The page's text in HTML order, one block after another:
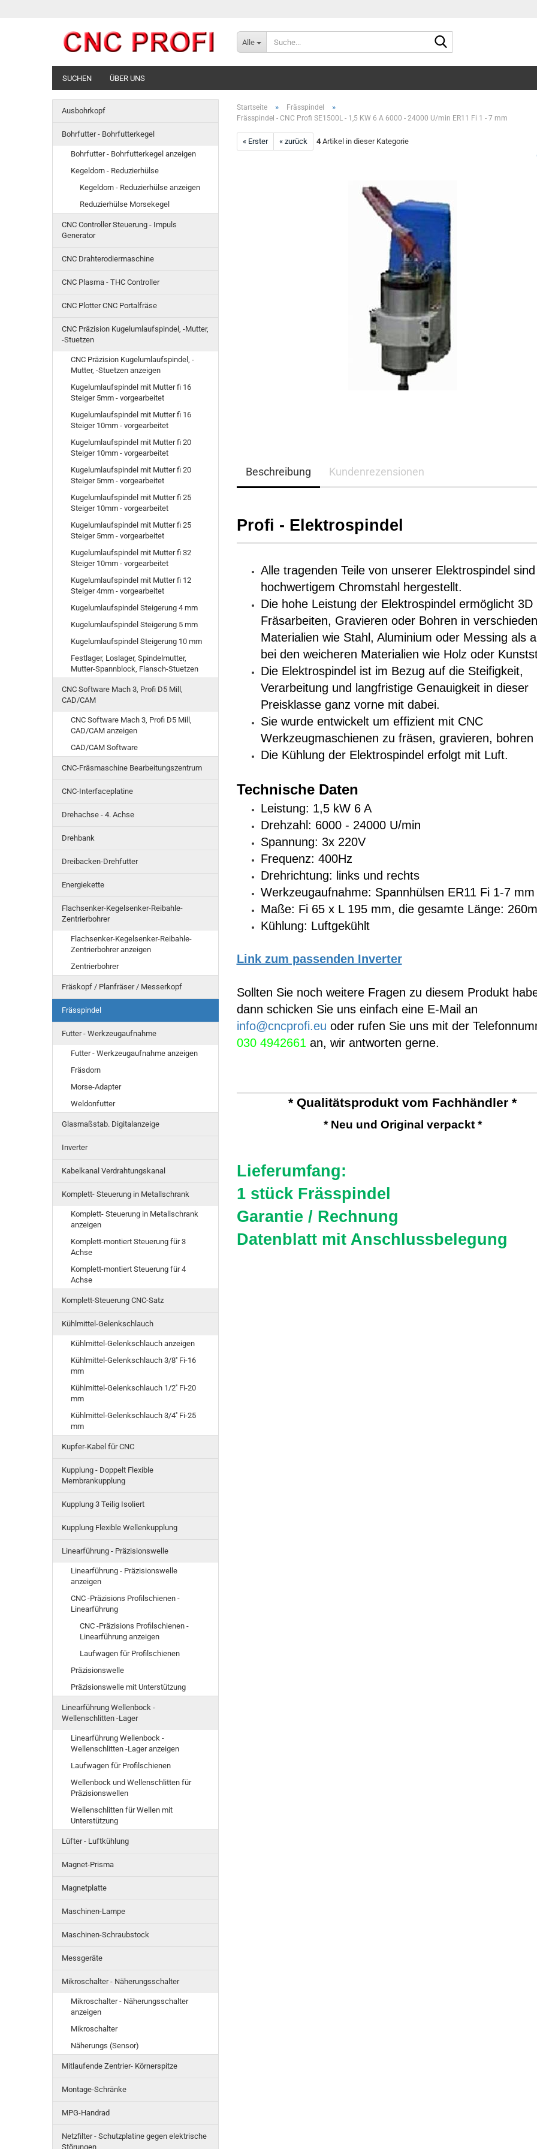
Alle
SUCHEN ÜBER UNS
Startseite » Frässpindel »
Frässpindel - CNC Profi SE1500L - 1,5 KW 6 A 6000 - 24000 U/min ER11 Fi 1 - 7 mm
« Erster « zurück 4Artikel in dieser Kategorie
Beschreibung Kundenrezensionen
Profi - Elektrospindel
Alle tragenden Teile von unserer Elektrospindel
hochwertigem Chromstahl hergestellt.
Die hohe Leistung der Elektrospindel ermöglicht 3D
Fräsarbeiten, Gravieren oder Bohren in
Materialien wie Stahl, Aluminium oder Messing als
bei den weicheren Materialien wie Holz oder
Die Elektrospindel ist im Bezug auf die Steifigkeit,
Verarbeitung und langfristige Genauigkeit in dieser
Preisklasse ganz vorne mit dabei.
Sie wurde entwickelt um effizient mit CNC
Werkzeugmaschienen zu fräsen, gravieren, bohren
Die Kühlung der Elektrospindel erfolgt mit Luft.
Technische Daten
Leistung: 1,5 kW 6 A
Drehzahl: 6000 - 24000 U/min
Spannung: 3x 220V
Frequenz: 400Hz
Drehrichtung: links und rechts
Werkzeugaufnahme: Spannhülsen ER11 Fi 1-7 mm
Maße: Fi 65 x L 195 mm, die gesamte Länge:
Kühlung: Luftgekühlt
Link zum passenden Inverter
Sollten Sie noch weitere Fragen zu diesem Produkt
dann schicken Sie uns einfach eine E-Mail an
info@cncprofi.eu oder rufen Sie uns mit der
030 4942661 an, wir antworten gerne.
* Qualitätsprodukt vom Fachhändler *
* Neu und Original verpackt *
Lieferumfang:
1 stück Frässpindel
Garantie / Rechnung
Datenblatt mit Anschlussbelegung
Ausbohrkopf
Bohrfutter - Bohrfutterkegel
Bohrfutter - Bohrfutterkegel anzeigen
Kegeldorn - Reduzierhülse
Kegeldorn - Reduzierhülse anzeigen
Reduzierhülse Morsekegel
CNC Controller Steuerung - Impuls
Generator
CNC Drahterodiermaschine
CNC Plasma - THC Controller
CNC Plotter CNC Portalfräse
CNC Präzision Kugelumlaufspindel, -Mutter,
-Stuetzen
CNC Präzision Kugelumlaufspindel, -
Mutter, -Stuetzen anzeigen
Kugelumlaufspindel mit Mutter fi 16
Steiger 5mm - vorgearbeitet
Kugelumlaufspindel mit Mutter fi 16
Steiger 10mm - vorgearbeitet
Kugelumlaufspindel mit Mutter fi 20
Steiger 10mm - vorgearbeitet
Kugelumlaufspindel mit Mutter fi 20
Steiger 5mm - vorgearbeitet
Kugelumlaufspindel mit Mutter fi 25
Steiger 10mm - vorgearbeitet
Kugelumlaufspindel mit Mutter fi 25
Steiger 5mm - vorgearbeitet
Kugelumlaufspindel mit Mutter fi 32
Steiger 10mm - vorgearbeitet
Kugelumlaufspindel mit Mutter fi 12
Steiger 4mm - vorgearbeitet
Kugelumlaufspindel Steigerung 4 mm
Kugelumlaufspindel Steigerung 5 mm
Kugelumlaufspindel Steigerung 10 mm
Festlager, Loslager, Spindelmutter,
Mutter-Spannblock, Flansch-Stuetzen
CNC Software Mach 3, Profi D5 Mill,
CAD/CAM
CNC Software Mach 3, Profi D5 Mill,
CAD/CAM anzeigen
CAD/CAM Software
CNC-Fräsmaschine Bearbeitungszentrum
CNC-Interfaceplatine
Drehachse - 4. Achse
Drehbank
Dreibacken-Drehfutter
Energiekette
Flachsenker-Kegelsenker-Reibahle-
Zentrierbohrer
Flachsenker-Kegelsenker-Reibahle-
Zentrierbohrer anzeigen
Zentrierbohrer
Fräskopf / Planfräser / Messerkopf
Frässpindel
Futter - Werkzeugaufnahme
Futter - Werkzeugaufnahme anzeigen
Fräsdorn
Morse-Adapter
Weldonfutter
Glasmaßstab. Digitalanzeige
Inverter
Kabelkanal Verdrahtungskanal
Komplett- Steuerung in Metallschrank
Komplett- Steuerung in Metallschrank
anzeigen
Komplett-montiert Steuerung für 3
Achse
Komplett-montiert Steuerung für 4
Achse
Komplett-Steuerung CNC-Satz
Kühlmittel-Gelenkschlauch
Kühlmittel-Gelenkschlauch anzeigen
Kühlmittel-Gelenkschlauch 3/8'' Fi-16
mm
Kühlmittel-Gelenkschlauch 1/2'' Fi-20
mm
Kühlmittel-Gelenkschlauch 3/4'' Fi-25
mm
Kupfer-Kabel für CNC
Kupplung - Doppelt Flexible
Membrankupplung
Kupplung 3 Teilig Isoliert
Kupplung Flexible Wellenkupplung
Linearführung - Präzisionswelle
Linearführung - Präzisionswelle
anzeigen
CNC -Präzisions Profilschienen -
Linearführung
CNC -Präzisions Profilschienen -
Linearführung anzeigen
Laufwagen für Profilschienen
Präzisionswelle
Präzisionswelle mit Unterstützung
Linearführung Wellenbock -
Wellenschlitten -Lager
Linearführung Wellenbock -
Wellenschlitten -Lager anzeigen
Laufwagen für Profilschienen
Wellenbock und Wellenschlitten für
Präzisionswellen
Wellenschlitten für Wellen mit
Unterstützung
Lüfter - Luftkühlung
Magnet-Prisma
Magnetplatte
Maschinen-Lampe
Maschinen-Schraubstock
Messgeräte
Mikroschalter - Näherungsschalter
Mikroschalter - Näherungsschalter
anzeigen
Mikroschalter
Näherungs (Sensor)
Mitlaufende Zentrier- Körnerspitze
Montage-Schränke
MPG-Handrad
Netzfilter - Schutzplatine gegen elektrische
Störungen